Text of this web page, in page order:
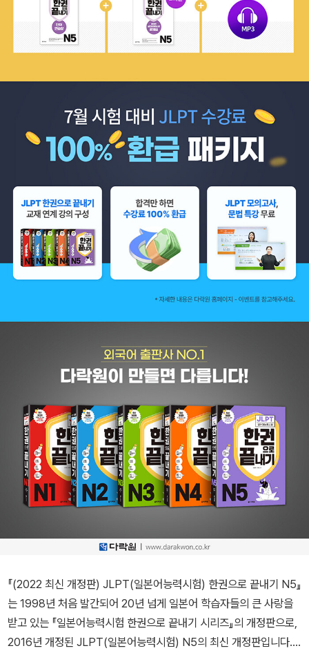
『(2022 최신 개정판) JLPT(일본어능력시험) 한권으로 끝내기 N5』
는 1998년 처음 발간되어 20년 넘게 일본어 학습자들의 큰 사랑을
받고 있는 『일본어능력시험 한권으로 끝내기 시리즈』의 개정판으로,
2016년 개정된 JLPT(일본어능력시험) N5의 최신 개정판입니다.